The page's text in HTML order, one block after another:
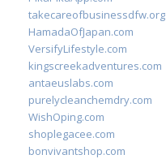
takecareofbusinessdfw.org
HamadaOfJapan.com
VersifyLifestyle.com
kingscreekadventures.com
antaeuslabs.com
purelycleanchemdry.com
WishOping.com
shoplegacee.com
bonvivantshop.com